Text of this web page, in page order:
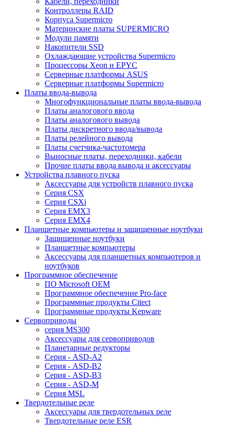
Контроллеры RAID
Корпуса Supermicro
Материнские платы SUPERMICRO
Модули памяти
Накопители SSD
Охлаждающие устройства Supermicro
Процессоры Xeon и EPYC
Серверные платформы ASUS
Серверные платформы Supermicro
Платы ввода-вывода
Многофункциональные платы ввода-вывода
Платы аналогового ввода
Платы аналогового вывода
Платы дискретного ввода/вывода
Платы релейного вывода
Платы счетчика-частотомера
Выносные платы, переходники, кабели
Прочие платы ввода вывода и аксессуары
Устройства плавного пуска
Аксессуары для устройств плавного пуска
Серия CSX
Серия CSXi
Серия EMX3
Серия EMX4
Планшетные компьютеры и защищенные ноутбуки
Защищенные ноутбуки
Планшетные компьютеры
Аксессуары для планшетных компьютеров и
ноутбуков
Программное обеспечение
ПО Microsoft OEM
Программное обеспечение Pro-face
Программные продукты Citect
Программные продукты Kepware
Сервоприводы
серия MS300
Аксессуары для сервоприводов
Планетарные редукторы
Серия - ASD-A2
Серия - ASD-B2
Серия - ASD-B3
Серия - ASD-M
Серия MSL
Твердотельные реле
Аксессуары для твердотельных реле
Твердотельные реле ESR